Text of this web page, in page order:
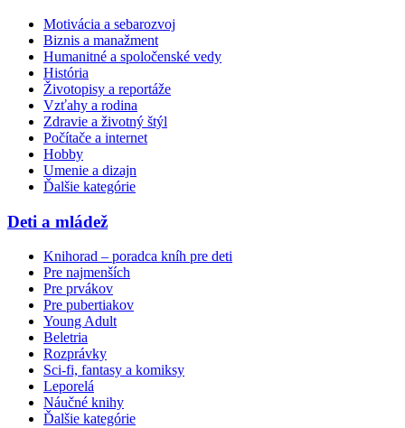
Motivácia a sebarozvoj
Biznis a manažment
Humanitné a spoločenské vedy
História
Životopisy a reportáže
Vzťahy a rodina
Zdravie a životný štýl
Počítače a internet
Hobby
Umenie a dizajn
Ďalšie kategórie
Deti a mládež
Knihorad – poradca kníh pre deti
Pre najmenších
Pre prvákov
Pre pubertiakov
Young Adult
Beletria
Rozprávky
Sci-fi, fantasy a komiksy
Leporelá
Náučné knihy
Ďalšie kategórie